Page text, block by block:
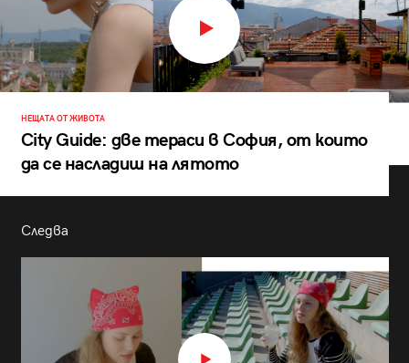
НЕЩАТА ОТ ЖИВОТА
City Guide: две тераси в София, от които
да се насладиш на лятото
Следва